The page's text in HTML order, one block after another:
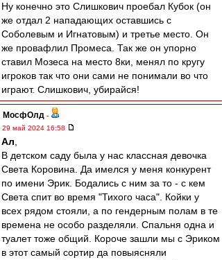
Ну конечно это Слишкович проебал Кубок (он
же отдал 2 нападающих оставшись с
Соболевым и Игнатовым) и третье место. Он
же провафлил Промеса. Так же он упорно
ставил Мозеса на место 8ки, менял по кругу
игроков так что они сами не понимали во что
играют. Слишкович, убирайся!
МосфОлд -
29 май 2024 16:58
Ал
В детском саду была у нас классная девочка
Света Коровина. Да имелся у меня конкурент
по имени Эрик. Бодались с ним за то - с кем
Света спит во время "Тихого часа". Койки у
всех рядом стояли, а по гендерным полам в те
времена не особо разделяли. Спальня одна и
туалет тоже общий. Короче зашли мы с Эриком
в этот самый сортир да повыясняли